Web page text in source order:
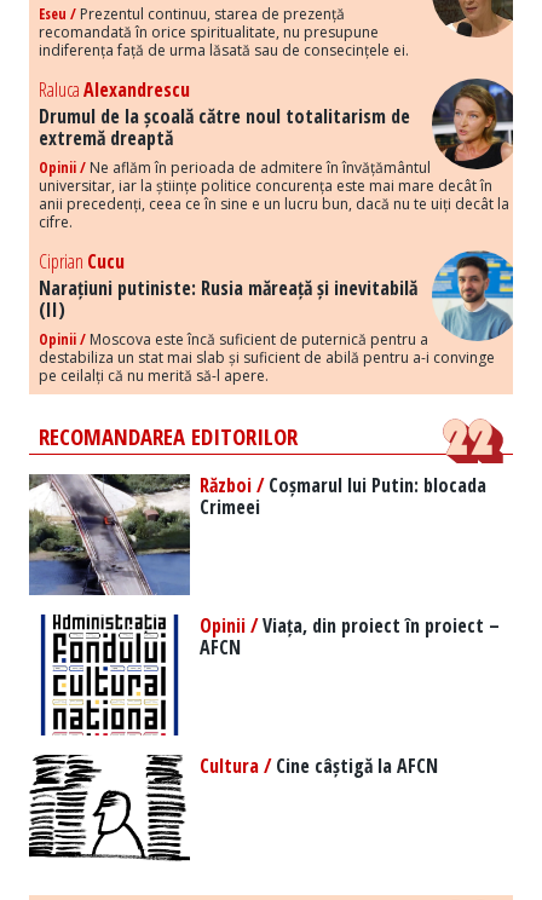
Eseu / Prezentul continuu, starea de prezență
recomandată în orice spiritualitate, nu presupune
indiferența față de urma lăsată sau de consecințele ei.
RalucaAlexandrescu
Drumul de la școală către noul totalitarism de
extremă dreaptă
Opinii / Ne aflăm în perioada de admitere în învățământul
universitar, iar la științe politice concurența este mai mare decât în
anii precedenți, ceea ce în sine e un lucru bun, dacă nu te uiți decât la
cifre.
Ciprian Cucu
Narațiuni putiniste: Rusia măreață și inevitabilă
(II)
Opinii / Moscova este încă suficient de puternică pentru a
destabiliza un stat mai slab și suficient de abilă pentru a-i convinge
pe ceilalți că nu merită să-l apere.
RECOMANDAREA EDITORILOR
Război /Coșmarul lui Putin: blocada
Crimeei
Opinii /Viața, din proiect în proiect –
AFCN
Cultura /Cine câștigă la AFCN